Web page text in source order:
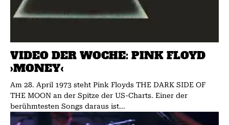
VIDEO DER WOCHE: PINK FLOYD
›MONEY‹
Am 28. April 1973 steht Pink Floyds THE DARK SIDE OF
THE MOON an der Spitze der US-Charts. Einer der
berühmtesten Songs daraus ist...